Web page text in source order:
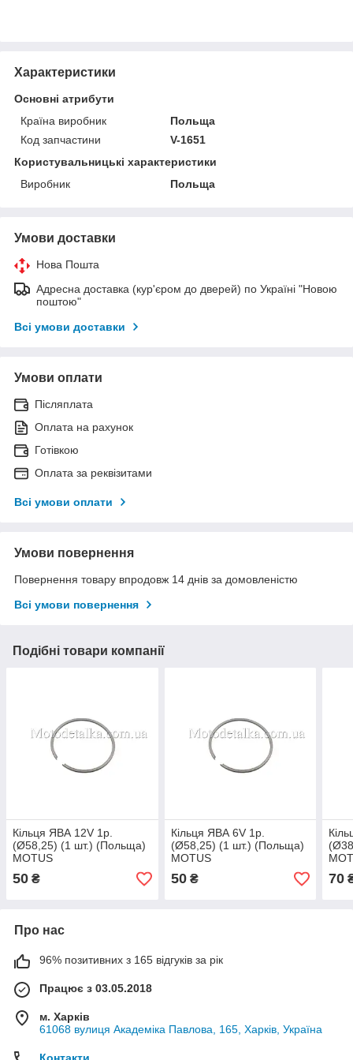
Характеристики
Основні атрибути
Країна виробник
Польща
Код запчастини
V-1651
Користувальницькі характеристики
Виробник
Польща
Умови доставки
Нова Пошта
Адресна доставка (кур'єром до дверей) по Україні "Новою
поштою"
Всі умови доставки
Умови оплати
Післяплата
Оплата на рахунок
Готівкою
Оплата за реквізитами
Всі умови оплати
Умови повернення
Повернення товару впродовж 14 днів за домовленістю
Всі умови повернення
Подібні товари компанії
Кільця ЯВА 12V 1р.
(Ø58,25) (1 шт.) (Польща)
MOTUS
50 ₴
Кільця ЯВА 6V 1р.
(Ø58,25) (1 шт.) (Польща)
MOTUS
50₴ 70
Про нас
96% позитивних з 165 відгуків за рік
Працює з 03.05.2018
м. Харків
61068 вулиця Академіка Павлова, 165, Харків, Україна